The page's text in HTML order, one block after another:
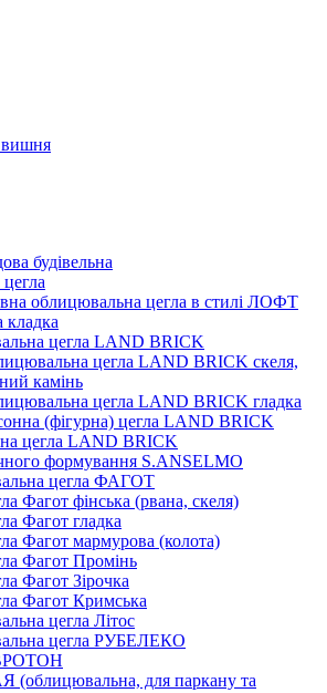
вишня
будівельна
облицювальна цегла в стилі ЛОФТ
кладка
цегла LAND BRICK
цегла LAND BRICK скеля,
камінь
цегла LAND BRICK гладка
(фігурна) цегла LAND BRICK
цегла LAND BRICK
формування S.ANSELMO
цегла ФАГОТ
Фагот фінська (рвана, скеля)
Фагот гладка
Фагот мармурова (колота)
Фагот Промінь
Фагот Зірочка
Фагот Кримська
цегла Літос
цегла РУБЕЛЕКО
(облицювальна, для паркану та